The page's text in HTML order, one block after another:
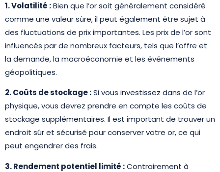
1. Volatilité :Bien que l’or soit généralement considéré
comme une valeur sûre, il peut également être sujet à
des fluctuations de prix importantes. Les prix de l’or sont
influencés par de nombreux facteurs, tels que l’offre et
la demande, la macroéconomie et les événements
géopolitiques.
2. Coûts de stockage :Si vous investissez dans de l’or
physique, vous devrez prendre en compte les coûts de
stockage supplémentaires. Il est important de trouver un
endroit sûr et sécurisé pour conserver votre or, ce qui
peut engendrer des frais.
3. Rendement potentiel limité :Contrairement à